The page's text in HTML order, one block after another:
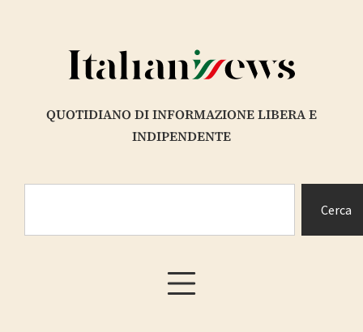
QUOTIDIANO DI INFORMAZIONE LIBERA E
INDIPENDENTE
Cerca